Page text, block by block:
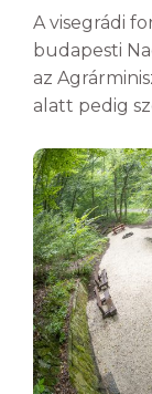
A visegrádi
budapesti
az
alatt pedig